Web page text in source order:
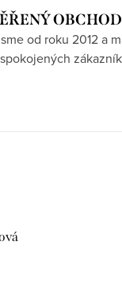
OBCHOD
od roku 2012 a